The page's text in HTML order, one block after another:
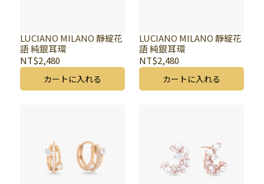
LUCIANO MILANO 靜綻花
語 純銀耳環
NT$2,480
カートに入れる
LUCIANO MILANO 靜綻花
語 純銀耳環
NT$2,480
カートに入れる